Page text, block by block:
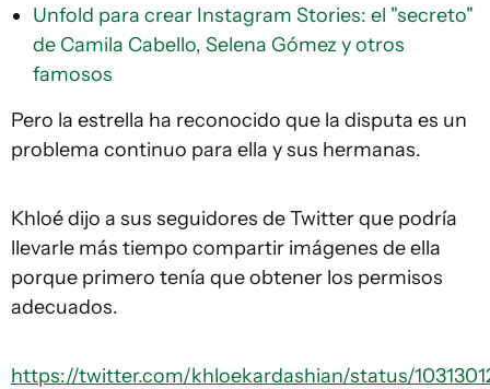
Unfold para crear Instagram Stories: el "secreto"
de Camila Cabello, Selena Gómez y otros
famosos
Pero la estrella ha reconocido que la disputa es un
problema continuo para ella y sus hermanas.
Khloé dijo a sus seguidores de Twitter que podría
llevarle más tiempo compartir imágenes de ella
porque primero tenía que obtener los permisos
adecuados.
https://twitter.com/khloekardashian/status/